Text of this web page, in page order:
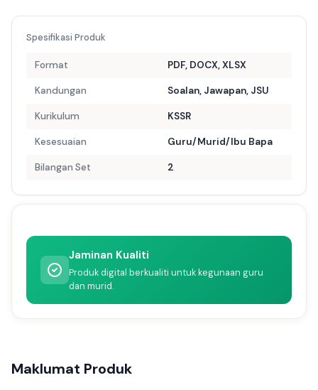
Spesifikasi Produk
Format PDF, DOCX, XLSX
Kandungan Soalan, Jawapan, JSU
Kurikulum KSSR
Kesesuaian Guru/Murid/Ibu Bapa
Bilangan Set 2
Jaminan Kualiti
Produk digital berkualiti untuk kegunaan guru
dan murid.
Maklumat Produk